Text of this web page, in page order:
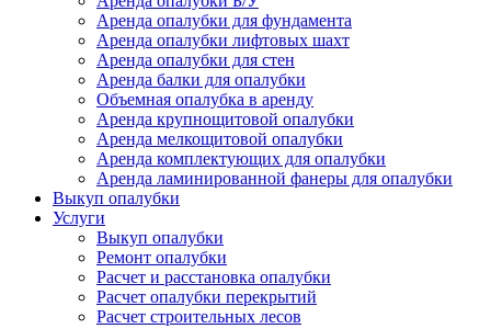
Аренда опалубки для фундамента
Аренда опалубки лифтовых шахт
Аренда опалубки для стен
Аренда балки для опалубки
Объемная опалубка в аренду
Аренда крупнощитовой опалубки
Аренда мелкощитовой опалубки
Аренда комплектующих для опалубки
Аренда ламинированной фанеры для опалубки
Выкуп опалубки
Услуги
Выкуп опалубки
Ремонт опалубки
Расчет и расстановка опалубки
Расчет опалубки перекрытий
Расчет строительных лесов